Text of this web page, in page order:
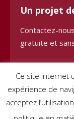
Un projet
Contactez-
gratuite et
Demander
Ce site internet
expérience de
acceptez